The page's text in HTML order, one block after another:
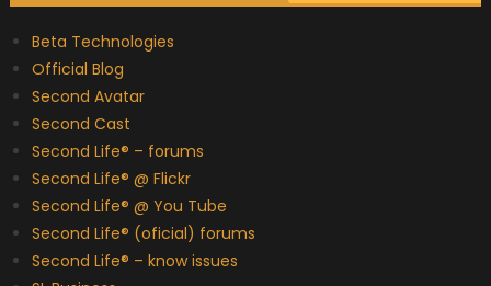
Beta Technologies
Official Blog
Second Avatar
Second Cast
Second Life® – forums
Second Life® @ Flickr
Second Life® @ You Tube
Second Life® (oficial) forums
Second Life® – know issues